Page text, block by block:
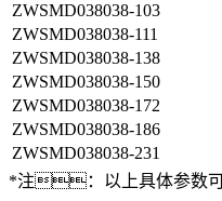
ZWSMD038038-103
ZWSMD038038-111
ZWSMD038038-138
ZWSMD038038-150
ZWSMD038038-172
ZWSMD038038-186
ZWSMD038038-231
*注：以上具体参数